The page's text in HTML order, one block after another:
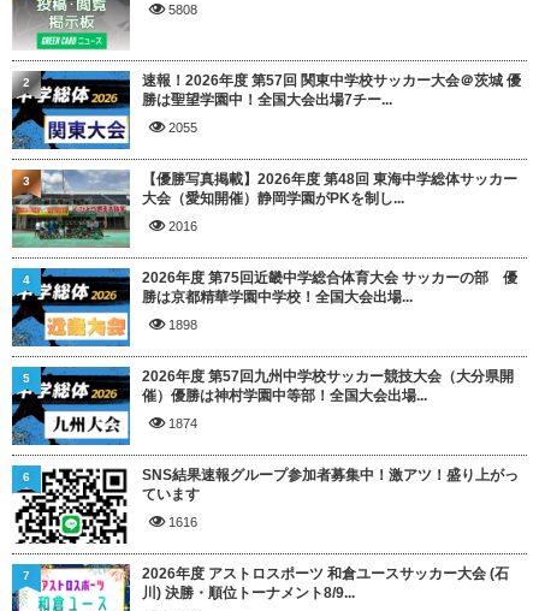
5808
速報！2026年度 第57回 関東中学校サッカー大会＠茨城 優
勝は聖望学園中！全国大会出場7チー...
2055
2
【優勝写真掲載】2026年度 第48回 東海中学総体サッカー
大会（愛知開催）静岡学園がPKを制し...
2016
3
2026年度 第75回近畿中学総合体育大会 サッカーの部 優
勝は京都精華学園中学校！全国大会出場...
1898
4
2026年度 第57回九州中学校サッカー競技大会（大分県開
催）優勝は神村学園中等部！全国大会出場...
1874
5
SNS結果速報グループ参加者募集中！激アツ！盛り上がっ
ています
1616
6
2026年度 アストロスポーツ 和倉ユースサッカー大会 (石
川) 決勝・順位トーナメント8/9...
7